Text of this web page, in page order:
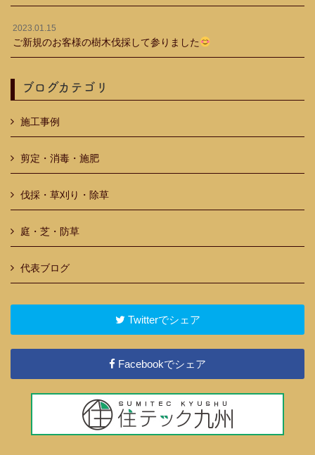
2023.01.15
ご新規のお客様の樹木伐採して参りました
ブログカテゴリ
施工事例
剪定・消毒・施肥
伐採・草刈り・除草
庭・芝・防草
代表ブログ
Twitterでシェア
Facebookでシェア